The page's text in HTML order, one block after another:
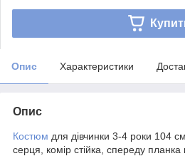
Опис Характеристики
Опис
Костюм для дівчинки 3-4 роки 104
серця, комір стійка, спереду